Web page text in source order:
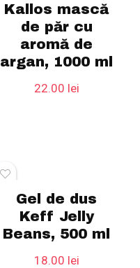
Kallos mască
de păr cu
aromă de
argan, 1000 ml
22.00 lei
Gel de dus
Keff Jelly
Beans, 500 ml
18.00 lei